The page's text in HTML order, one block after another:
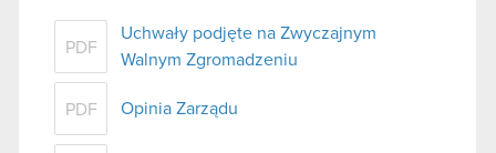
PDF
Uchwały podjęte na Zwyczajnym
Walnym Zgromadzeniu
PDF Opinia Zarządu